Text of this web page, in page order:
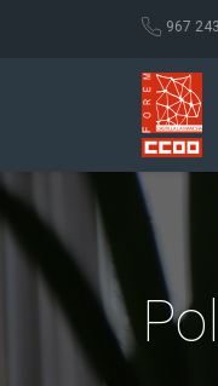
967